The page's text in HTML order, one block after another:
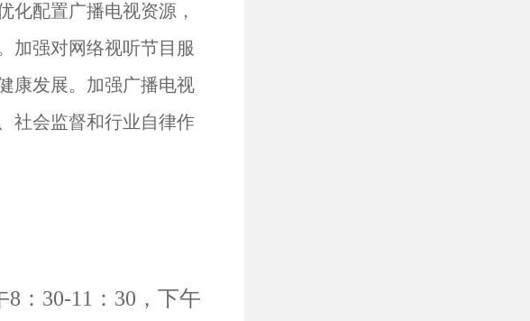
化配置广播电视资源，
加强对网络视听节目服
康发展。加强广播电视
社会监督和行业自律作
：30-11：30，下午